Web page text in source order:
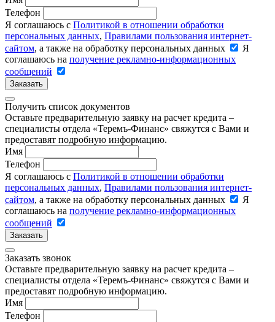
Телефон
Я соглашаюсь с Политикой в отношении обработки
персональных данных, Правилами пользования интернет-
сайтом, а также на обработку персональных данных
Я
соглашаюсь на получение рекламно-информационных
сообщений
Заказать
Получить список документов
Оставьте предварительную заявку на расчет кредита –
специалисты отдела «Теремъ-Финанс» свяжутся с Вами и
предоставят подробную информацию.
Имя
Телефон
Я соглашаюсь с Политикой в отношении обработки
персональных данных, Правилами пользования интернет-
сайтом, а также на обработку персональных данных
Я
соглашаюсь на получение рекламно-информационных
сообщений
Заказать
Заказать звонок
Оставьте предварительную заявку на расчет кредита –
специалисты отдела «Теремъ-Финанс» свяжутся с Вами и
предоставят подробную информацию.
Имя
Телефон